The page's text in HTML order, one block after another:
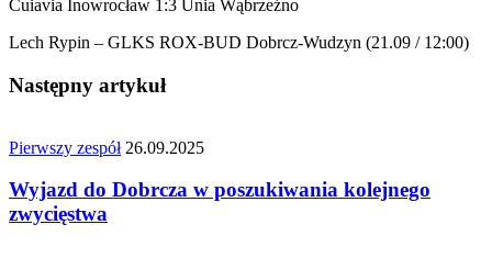
Cuiavia Inowrocław 1:3 Unia Wąbrzeźno
Lech Rypin – GLKS ROX-BUD Dobrcz-Wudzyn (21.09 / 12:00)
Następny artykuł
Pierwszy zespół 26.09.2025
Wyjazd do Dobrcza w poszukiwania kolejnego
zwycięstwa